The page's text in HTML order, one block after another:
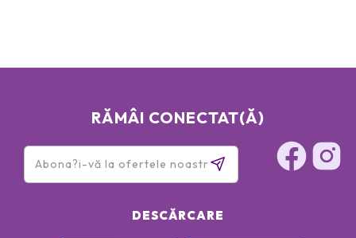
RĂMÂI CONECTAT(Ă)
DESCĂRCARE